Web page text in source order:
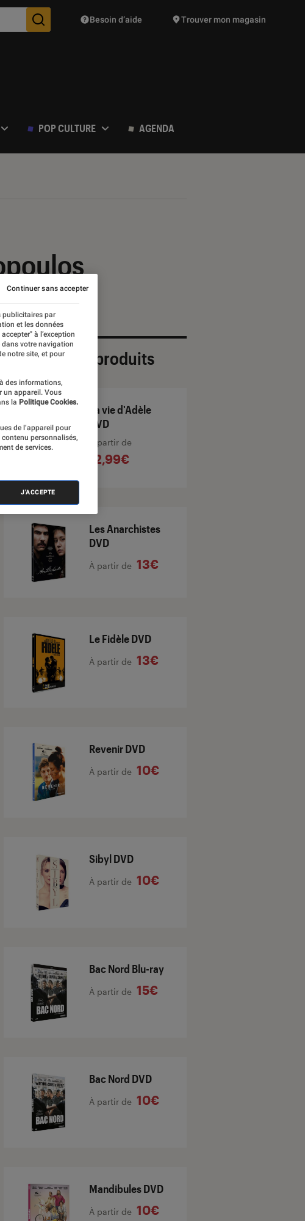
Des suggestions de produits vont vous être proposées
Besoin d’aide Trouver mon magasin
POP CULTURE AGENDA
Sélection de produits
La vie d'Adèle
DVD
À partir de
12,99€
Les Anarchistes
DVD
À partir de 13€
Le Fidèle DVD
À partir de 13€
Revenir DVD
À partir de 10€
Sibyl DVD
À partir de 10€
Bac Nord Blu-ray
À partir de 15€
Bac Nord DVD
À partir de 10€
Mandibules DVD
À partir de 10€
publicitaires par
et les données
à l’exception
dans votre navigation
notre site, et pour
des informations,
un appareil. Vous
la Politique Cookies.
de l’appareil pour
personnalisés,
de services.
J'ACCEPTE
Continuer sans accepter